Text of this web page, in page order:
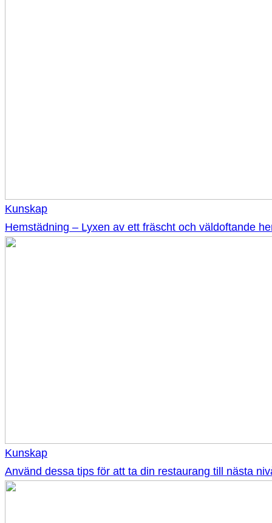
Kunskap
Hemstädning – Lyxen av ett fräscht och väldoftande
Kunskap
Använd dessa tips för att ta din restaurang till nästa